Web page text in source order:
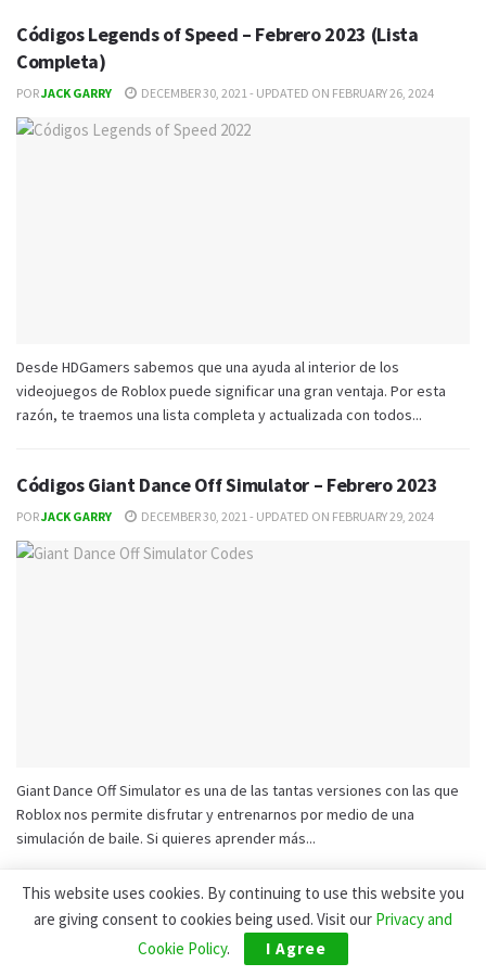
Códigos Legends of Speed – Febrero 2023 (Lista
Completa)
PORJACK GARRY DECEMBER 30, 2021 - UPDATED ON FEBRUARY 26, 2024
Desde HDGamers sabemos que una ayuda al interior de los
videojuegos de Roblox puede significar una gran ventaja. Por esta
razón, te traemos una lista completa y actualizada con todos...
Códigos Giant Dance Off Simulator – Febrero 2023
PORJACK GARRY DECEMBER 30, 2021 - UPDATED ON FEBRUARY 29, 2024
Giant Dance Off Simulator es una de las tantas versiones con las que
Roblox nos permite disfrutar y entrenarnos por medio de una
simulación de baile. Si quieres aprender más...
Códigos Mad City Roblox – Febrero 2023 (Lista
Completa)
DECEMBER 30, 2021 - UPDATED ON JANUARY 29, 2023
This website uses cookies. By continuing to use this website you
are giving consent to cookies being used. Visit our Privacy and
Cookie Policy. I Agree